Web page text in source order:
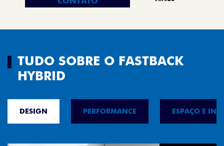
TUDO SOBRE O FASTBACK
HYBRID
DESIGN PERFORMANCE ESPAÇO E